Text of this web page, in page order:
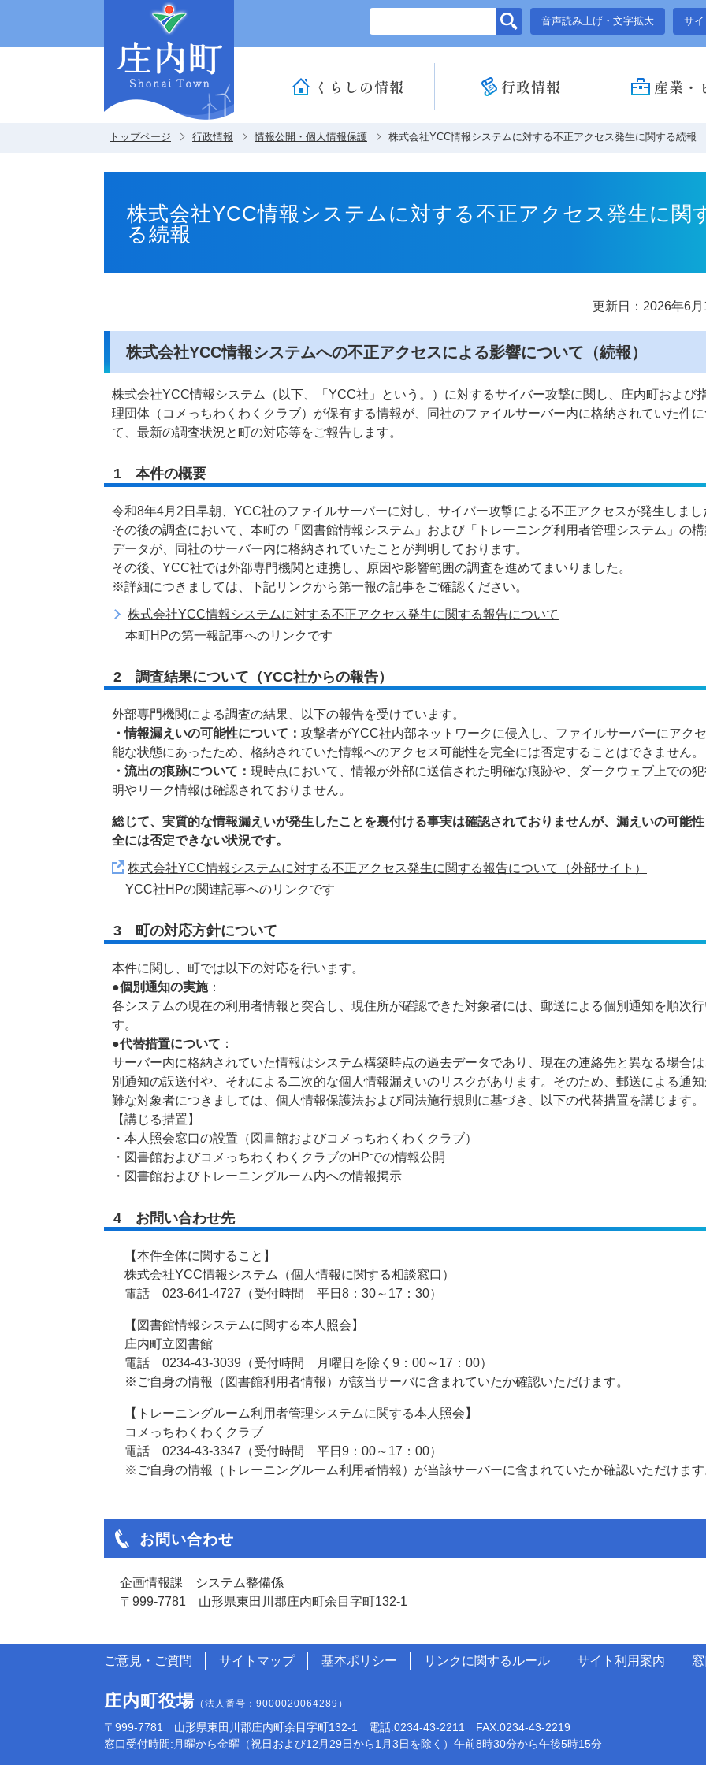
このページの本文へ移動
音声読み上げ・文字拡大 サ
くらしの情報 行政情報 産業・
トップページ 行政情報 情報公開・個人情報保護 株式会社YCC情報システムに対する不正アクセス発生に関する続報
株式会社YCC情報システムに対する不正アクセス発生に関
る続報
更新日：2026年6月
株式会社YCC情報システムへの不正アクセスによる影響について（続報）
株式会社YCC情報システム（以下、「YCC社」という。）に対するサイバー攻撃に関し、庄内町および
理団体（コメっちわくわくクラブ）が保有する情報が、同社のファイルサーバー内に格納されていた件
て、最新の調査状況と町の対応等をご報告します。
1 本件の概要
令和8年4月2日早朝、YCC社のファイルサーバーに対し、サイバー攻撃による不正アクセスが発生しまし
その後の調査において、本町の「図書館情報システム」および「トレーニング利用者管理システム」の
データが、同社のサーバー内に格納されていたことが判明しております。
その後、YCC社では外部専門機関と連携し、原因や影響範囲の調査を進めてまいりました。
※詳細につきましては、下記リンクから第一報の記事をご確認ください。
株式会社YCC情報システムに対する不正アクセス発生に関する報告について
本町HPの第一報記事へのリンクです
2 調査結果について（YCC社からの報告）
外部専門機関による調査の結果、以下の報告を受けています。
・情報漏えいの可能性について： 攻撃者がYCC社内部ネットワークに侵入し、ファイルサーバーにアク
能な状態にあったため、格納されていた情報へのアクセス可能性を完全には否定することはできません。
・流出の痕跡について： 現時点において、情報が外部に送信された明確な痕跡や、ダークウェブ上での
明やリーク情報は確認されておりません。
総じて、実質的な情報漏えいが発生したことを裏付ける事実は確認されておりませんが、漏えいの可能
全には否定できない状況です。
株式会社YCC情報システムに対する不正アクセス発生に関する報告について（外部サイト）
YCC社HPの関連記事へのリンクです
3 町の対応方針について
本件に関し、町では以下の対応を行います。
●個別通知の実施：
各システムの現在の利用者情報と突合し、現住所が確認できた対象者には、郵送による個別通知を順次行
す。
●代替措置について ：
サーバー内に格納されていた情報はシステム構築時点の過去データであり、現在の連絡先と異なる場合
別通知の誤送付や、それによる二次的な個人情報漏えいのリスクがあります。そのため、郵送による通知
難な対象者につきましては、個人情報保護法および同法施行規則に基づき、以下の代替措置を講じます。
【講じる措置】
・本人照会窓口の設置（図書館およびコメっちわくわくクラブ）
・図書館およびコメっちわくわくクラブのHPでの情報公開
・図書館およびトレーニングルーム内への情報掲示
4 お問い合わせ先
【本件全体に関すること】
株式会社YCC情報システム（個人情報に関する相談窓口）
電話 023-641-4727（受付時間 平日8：30～17：30）
【図書館情報システムに関する本人照会】
庄内町立図書館
電話 0234-43-3039（受付時間 月曜日を除く9：00～17：00）
※ご自身の情報（図書館利用者情報）が該当サーバに含まれていたか確認いただけます。
【トレーニングルーム利用者管理システムに関する本人照会】
コメっちわくわくクラブ
電話 0234-43-3347（受付時間 平日9：00～17：00）
※ご自身の情報（トレーニングルーム利用者情報）が当該サーバーに含まれていたか確認いただけます
お問い合わせ
企画情報課 システム整備係
〒999-7781 山形県東田川郡庄内町余目字町132-1
ご意見・ご質問 サイトマップ 基本ポリシー リンクに関するルール サイト利用案内
庄内町役場 （法人番号：9000020064289）
〒999-7781 山形県東田川郡庄内町余目字町132-1 電話:0234-43-2211 FAX:0234-43-2219
窓口受付時間:月曜から金曜（祝日および12月29日から1月3日を除く）午前8時30分から午後5時15分